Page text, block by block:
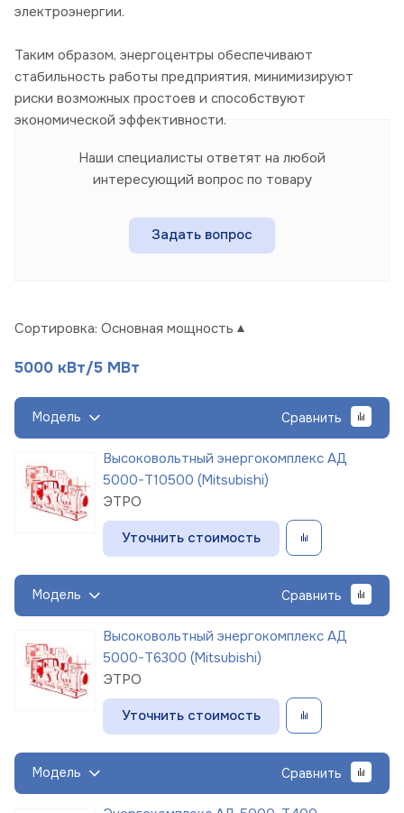
электроэнергии.
Таким образом, энергоцентры обеспечивают
стабильность работы предприятия, минимизируют
риски возможных простоев и способствуют
экономической эффективности.
Наши специалисты ответят на любой
интересующий вопрос по товару
Задать вопрос
Сортировка: Основная мощность
5000 кВт/5 МВт
Модель Сравнить
Высоковольтный энергокомплекс АД
5000-Т10500 (Mitsubishi)
ЭТРО
Уточнить стоимость
Модель Сравнить
Высоковольтный энергокомплекс АД
5000-Т6300 (Mitsubishi)
ЭТРО
Уточнить стоимость
Модель Сравнить